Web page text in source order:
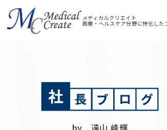
メディカルクリエイト
医療・ヘルスケア分野に特化した
by 遠山 峰輝